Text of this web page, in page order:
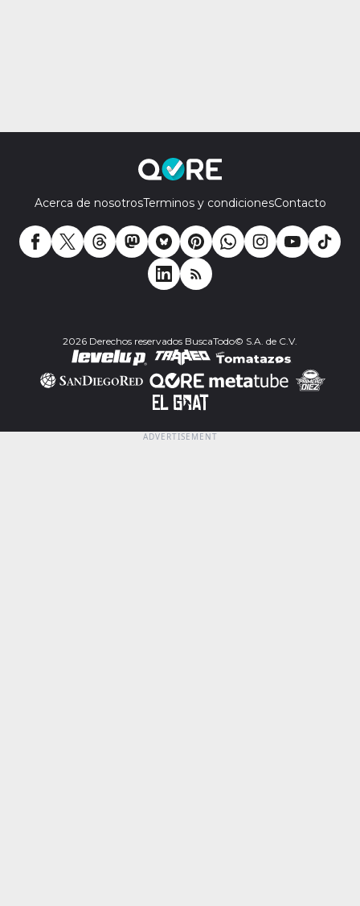
Acerca de nosotrosTerminos y condicionesContacto
2026 Derechos reservados BuscaTodo© S.A. de C.V.